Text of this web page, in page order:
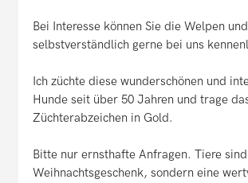
Bei Interesse können Sie die Welpen
selbstverständlich gerne bei uns
Ich züchte diese wunderschönen und
Hunde seit über 50 Jahren und trage
Züchterabzeichen in Gold.
Bitte nur ernsthafte Anfragen. Tiere
Weihnachtsgeschenk, sondern eine